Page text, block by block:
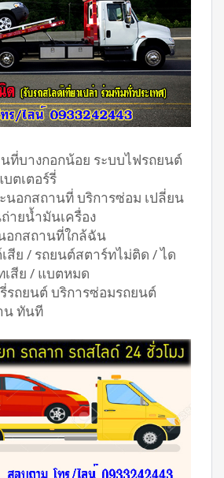
ที่บางกอกน้อย ระบบไฟรถยนต์
ตเตอร์รี่
อกสถานที่ บริการซ่อม เปลี่ยน
ายน้ำมันเครื่อง
อกสถานที่ใกล้ฉัน
สีย / รถยนต์สตาร์ทไม่ติด / ได
เสีย / แบตหมด
รถยนต์ บริการซ่อมรถยนต์
น ทันที